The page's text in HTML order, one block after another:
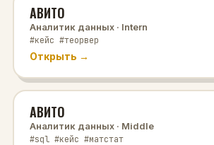
АВИТО
Аналитик данных· Intern
#кейс #теорвер
Открыть →
АВИТО
Аналитик данных· Middle
#sql #кейс #матстат